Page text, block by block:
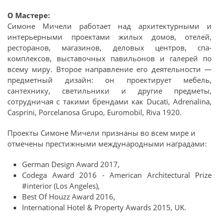
О Мастере:
Симоне Мичели работает над архитектурными и
интерьерными проектами жилых домов, отелей,
ресторанов, магазинов, деловых центров, спа-
комплексов, выставочных павильонов и галерей по
всему миру. Второе направление его деятельности —
предметный дизайн: он проектирует мебель,
сантехнику, светильники и другие предметы,
сотрудничая с такими брендами как Ducati, Adrenalina,
Casprini, Porcelanosa Grupo, Euromobil, Riva 1920.
Проекты Симоне Мичели признаны во всем мире и
отмечены престижными международными наградами:
German Design Award 2017,
Codega Award 2016 - American Architectural Prize
#interior (Los Angeles),
Best Of Houzz Award 2016,
International Hotel & Property Awards 2015, UK.